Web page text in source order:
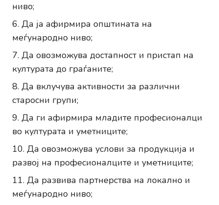
ниво;
Да ја афирмира општината на
меѓународно ниво;
Да овозможува достапност и пристап на
културата до граѓаните;
Да вклучува активности за различни
старосни групи;
Да ги афирмира младите професионалци
во културата и уметниците;
Да овозможува услови за продукција и
развој на професионалците и уметниците;
Да развива партнерства на локално и
меѓународно ниво;